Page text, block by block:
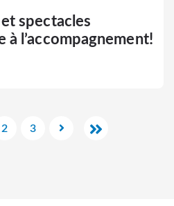
spectacles
à l’accompagnement!
2 3